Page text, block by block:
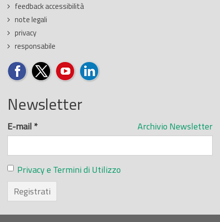
feedback accessibilità
note legali
privacy
responsabile
Newsletter
Archivio Newsletter
E-mail *
Privacy e Termini di Utilizzo
Registrati